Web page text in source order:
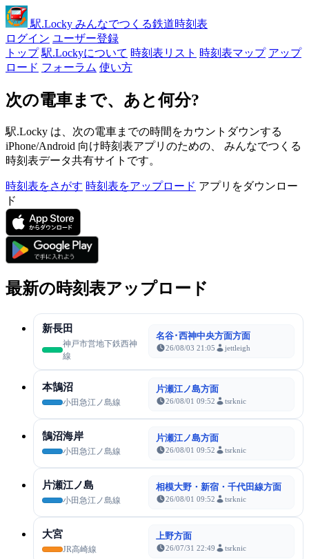
駅.Locky みんなでつくる鉄道時刻表
ログイン ユーザー登録
トップ 駅.Lockyについて 時刻表リスト 時刻表マップ アップ
ロード フォーラム 使い方
次の電車まで、あと何分?
駅.Locky は、次の電車までの時間をカウントダウンする
iPhone/Android 向け時刻表アプリのための、 みんなでつくる
時刻表データ共有サイトです。
時刻表をさがす 時刻表をアップロード アプリをダウンロー
ド
最新の時刻表アップロード
新長田
神戸市営地下鉄西神
線
名谷･西神中央方面方面
26/08/03 21:05 jettleigh
本鵠沼
小田急江ノ島線
片瀬江ノ島方面
26/08/01 09:52 tsrknic
鵠沼海岸
小田急江ノ島線
片瀬江ノ島方面
26/08/01 09:52 tsrknic
片瀬江ノ島
小田急江ノ島線
相模大野・新宿・千代田線方面
26/08/01 09:52 tsrknic
大宮
JR高崎線
上野方面
26/07/31 22:49 tsrknic